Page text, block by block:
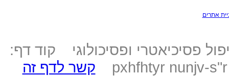
אתרים
פסיכיאטרי ופסיכולוגי קוד דף:
pxhfhtyr nunjv-
קשר לדף זה